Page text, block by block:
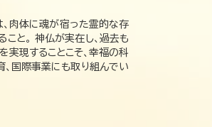
、肉体に魂が宿った霊的な存
と。 神仏が実在し、過去も
実現することこそ、幸福の科
国際事業にも取り組んでい